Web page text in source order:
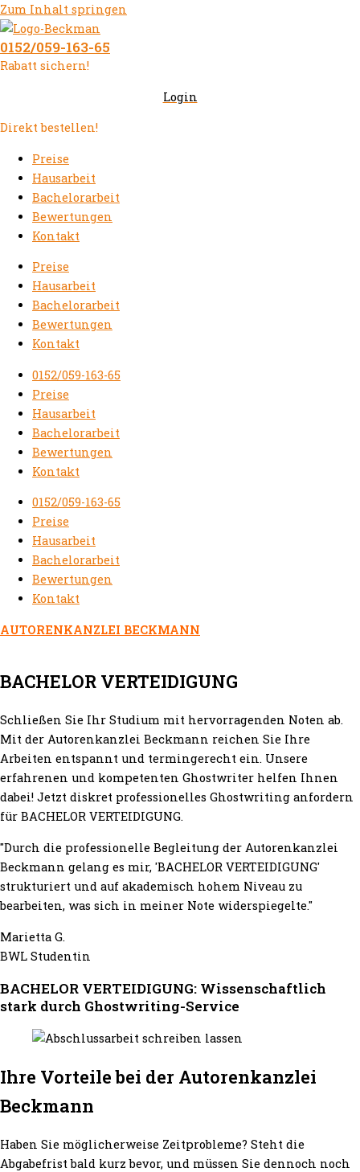
Zum Inhalt springen
0152/059-163-65
Rabatt sichern!
Login
Direkt bestellen!
Preise
Hausarbeit
Bachelorarbeit
Bewertungen
Kontakt
Preise
Hausarbeit
Bachelorarbeit
Bewertungen
Kontakt
0152/059-163-65
Preise
Hausarbeit
Bachelorarbeit
Bewertungen
Kontakt
0152/059-163-65
Preise
Hausarbeit
Bachelorarbeit
Bewertungen
Kontakt
AUTORENKANZLEI BECKMANN
BACHELOR VERTEIDIGUNG
Schließen Sie Ihr Studium mit hervorragenden Noten ab.
Mit der Autorenkanzlei Beckmann reichen Sie Ihre
Arbeiten entspannt und termingerecht ein. Unsere
erfahrenen und kompetenten Ghostwriter helfen Ihnen
dabei! Jetzt diskret professionelles Ghostwriting anfordern
für BACHELOR VERTEIDIGUNG.
"Durch die professionelle Begleitung der Autorenkanzlei
Beckmann gelang es mir, 'BACHELOR VERTEIDIGUNG'
strukturiert und auf akademisch hohem Niveau zu
bearbeiten, was sich in meiner Note widerspiegelte."
Marietta G.
BWL Studentin
BACHELOR VERTEIDIGUNG: Wissenschaftlich
stark durch Ghostwriting-Service
Ihre Vorteile bei der Autorenkanzlei
Beckmann
Haben Sie möglicherweise Zeitprobleme? Steht die
Abgabefrist bald kurz bevor, und müssen Sie dennoch noch